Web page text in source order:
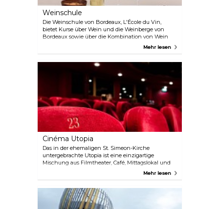
Weinschule
Die Weinschule von Bordeaux, L'École du Vin,
bietet Kurse über Wein und die Weinberge von
Bordeaux sowie über die Kombination von Wein
mit Käse und anderen Speisen an. Diese kurzen
werden, ermöglichen es Ihnen, sich wie ein wahrer
Kenner zu verhalten. Um die Praxis zu
perfektionieren, beinhaltet jeder Kurs auch
mehrere Weinverkostungen.
Mehr lesen
Cinéma Utopia
Das in der ehemaligen St. Simeon-Kirche
untergebrachte Utopia ist eine einzigartige
Mischung aus Filmtheater, Café, Mittagslokal und
Kulturzentrum. Das Utopia ist auf alternative Filme
bietet ein unvergessliches Filmerlebnis in einem
gemütlichen und nostalgischen Rahmen. Auch
wenn Sie nicht in der Stimmung für einen Film
Mehr lesen